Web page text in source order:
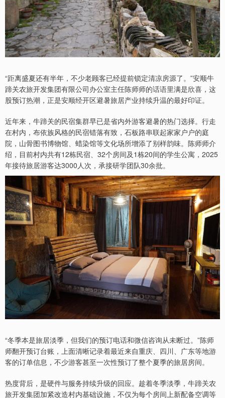
“距离盛夏还有半年，不少老顾客已经提前锁定清凉房源了。”安顺牛
蹄关农旅开发集团有限公司办公室主任陈师师的话语里满是欣喜，这
股预订热潮，正是安顺经开区避暑旅居产业持续升温的最好印证。
近年来，牛蹄关的民宿集群早已是省内外游客避暑的热门选择。行走
在村内，布依族风格的民宿错落有致，石板路串联起家家户户的庭
院，山骨图书博物馆、蜡染馆等文化场所增添了别样韵味。陈师师介
绍，目前村内共有12栋民宿、32个房间及1栋20间的学生公寓，2025
年接待旅居游客达3000人次，承接研学团队30余批。
“冬季本是旅居淡季，但我们的预订电话和微信咨询从未断过。”陈师
师翻开预订台账，上面清晰记录着最近来自重庆、四川、广东等地游
客的订单信息，不少游客甚至一次性预订了整个夏季的旅居房间。
热度背后，是硬件与服务持续升级的回应。趁着冬季淡季，牛蹄关农
旅开发集团加紧改造村内基础设施，不仅为每个房间上新配备空调等